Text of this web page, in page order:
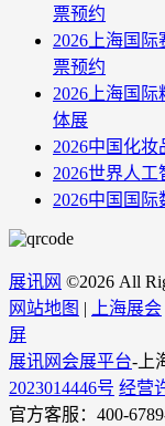
票预约
2026上海国际
票预约
2026上海国
体展
2026中国化
2026世界人
2026中国国
展讯网 ©2026 All
网站地图 | 上海展会
屏
展讯网会展平台-上
2023014446号 经营
官方客服：400-